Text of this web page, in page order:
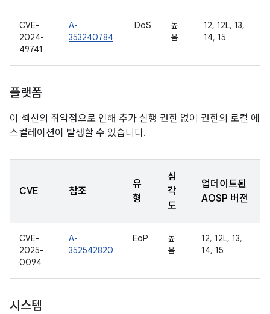
CVE-
2024-
49741
A-
353240784
DoS
높
음
12, 12L, 13,
14, 15
플랫폼
이 섹션의 취약점으로 인해 추가 실행 권한 없이 권한의 로컬 에
스컬레이션이 발생할 수 있습니다.
CVE 참조
유
형
심
각
도
업데이트된
AOSP 버전
CVE-
2025-
0094
A-
352542820
EoP
높
음
12, 12L, 13,
14, 15
시스템